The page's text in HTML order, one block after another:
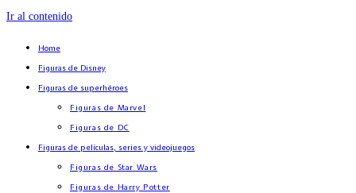
Ir al contenido
Home
Figuras de Disney
Figuras de superhéroes
Figuras de Marvel
Figuras de DC
Figuras de películas, series y videojuegos
Figuras de Star Wars
Figuras de Harry Potter